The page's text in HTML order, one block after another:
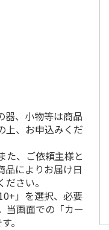
器、小物等は商品
上、お申込みくだ
た、ご依頼主様と
品によりお届け日
さい。
」を選択、必要
当画面での「カー
。